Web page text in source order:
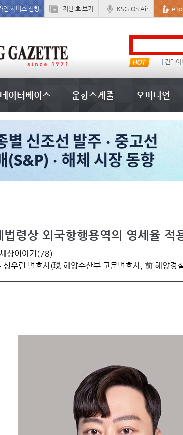
인 서비스 신청 지난 호 보기 KSG On Air
吏꾪씗�� 컨테이
이터베이스 운항스케줄 오피니언
령상 외국항행용역의 영세율 적
상이야기(78)
성우린 변호사(現 해양수산부 고문변호사, 前 해양경